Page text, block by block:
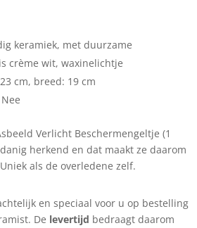
keramiek, met duurzame
crème wit, waxinelichtje
cm, breed: 19 cm
Verlicht Beschermengeltje (1
herkend en dat maakt ze daarom
als de overledene zelf.
en speciaal voor u op bestelling
De levertijd bedraagt daarom